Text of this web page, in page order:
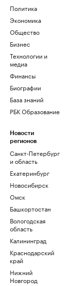
Политика
Экономика
Общество
Бизнес
Технологии и
медиа
Финансы
Биографии
База знаний
РБК Образование
Новости
регионов
Санкт-Петербург
и область
Екатеринбург
Новосибирск
Омск
Башкортостан
Вологодская
область
Калининград
Краснодарский
край
Нижний
Новгород